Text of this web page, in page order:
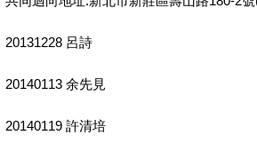
20131228 呂詩
20140113 余先見
20140119 許清培